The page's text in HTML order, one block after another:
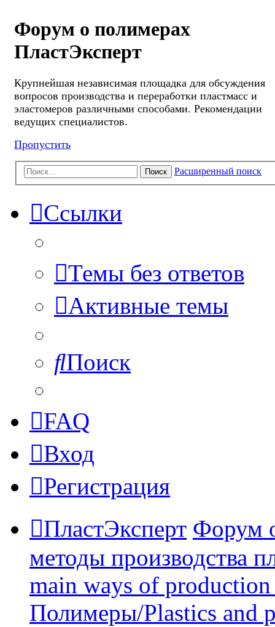
Форум о полимерах
ПластЭксперт
Крупнейшая независимая площадка для обсуждения
вопросов производства и переработки пластмасс и
эластомеров различными способами. Рекомендации
ведущих специалистов.
Пропустить
Поиск Расширенный поиск
Ссылки
Темы без ответов
Активные темы
Поиск
FAQ
Вход
Регистрация
ПластЭксперт Форум
методы производства
main ways of
Полимеры/Plastics and